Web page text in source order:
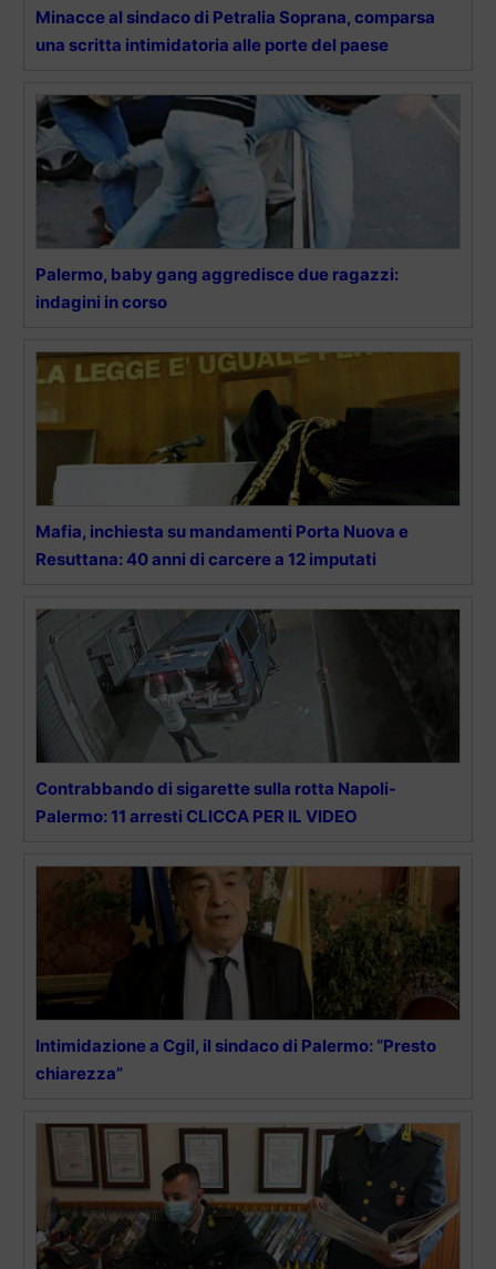
Minacce al sindaco di Petralia Soprana, comparsa
una scritta intimidatoria alle porte del paese
Palermo, baby gang aggredisce due ragazzi:
indagini in corso
Mafia, inchiesta su mandamenti Porta Nuova e
Resuttana: 40 anni di carcere a 12 imputati
Contrabbando di sigarette sulla rotta Napoli-
Palermo: 11 arresti CLICCA PER IL VIDEO
Intimidazione a Cgil, il sindaco di Palermo: “Presto
chiarezza”